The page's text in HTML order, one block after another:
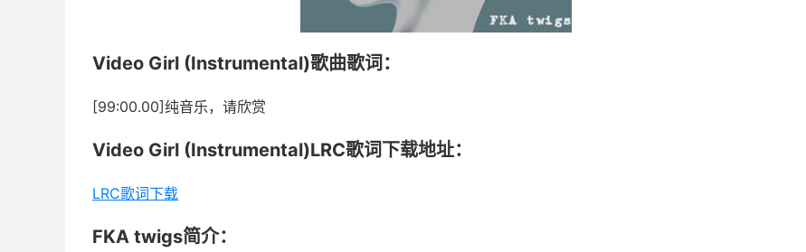
Video Girl (Instrumental)歌曲歌词：
[99:00.00]纯音乐，请欣赏
Video Girl (Instrumental)LRC歌词下载地址：
LRC歌词下载
FKA twigs简介：